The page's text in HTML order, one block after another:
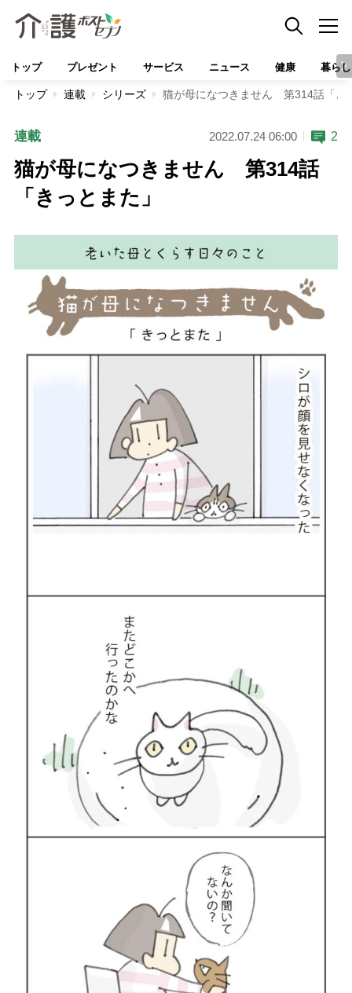
トップ プレゼント サービス ニュース 健康 暮らし
トップ 連載 シリーズ 猫が母になつきません 第314話「き
連載 2022.07.24 06:00 2
猫が母になつきません 第314話
「きっとまた」